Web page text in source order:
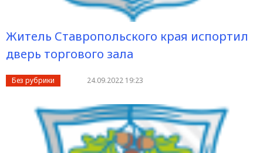
Житель Ставропольского края испортил
дверь торгового зала
Без рубрики 24.09.2022 19:23